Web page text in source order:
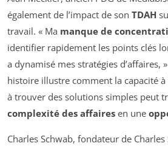
également de l’impact de son TDAH
travail. « Ma manque de
identifier rapidement les points clés
a dynamisé mes stratégies d’affaires,
histoire illustre comment la capacité
à trouver des solutions simples peut
complexité des affaires en une
Charles Schwab, fondateur de Charles